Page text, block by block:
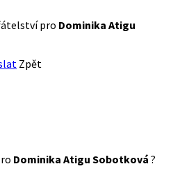
pro Dominika Atigu
Zpět
Dominika Atigu Sobotková ?